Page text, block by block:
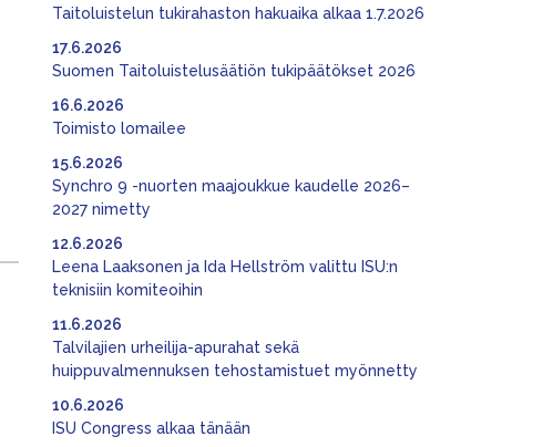
Taitoluistelun tukirahaston hakuaika alkaa 1.7.2026
Suomen Taitoluistelusäätiön tukipäätökset 2026
17.6.2026
Toimisto lomailee
16.6.2026
Synchro 9 -nuorten maajoukkue kaudelle 2026–
2027 nimetty
15.6.2026
Leena Laaksonen ja Ida Hellström valittu ISU:n
teknisiin komiteoihin
12.6.2026
Talvilajien urheilija-apurahat sekä
huippuvalmennuksen tehostamistuet myönnetty
11.6.2026
ISU Congress alkaa tänään
10.6.2026